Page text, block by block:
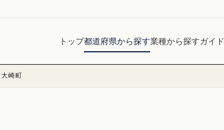
トップ都道府県から探す業種から探すガイド
大崎町